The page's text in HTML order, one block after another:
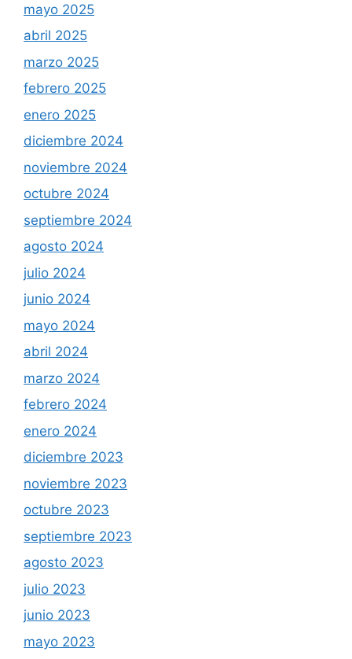
mayo 2025
abril 2025
marzo 2025
febrero 2025
enero 2025
diciembre 2024
noviembre 2024
octubre 2024
septiembre 2024
agosto 2024
julio 2024
junio 2024
mayo 2024
abril 2024
marzo 2024
febrero 2024
enero 2024
diciembre 2023
noviembre 2023
octubre 2023
septiembre 2023
agosto 2023
julio 2023
junio 2023
mayo 2023